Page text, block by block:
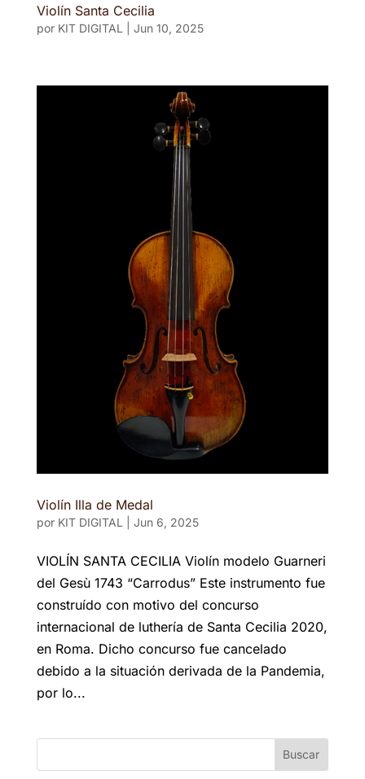
Violín Santa Cecilia
por KIT DIGITAL Jun 10, 2025
Violín Illa de Medal
por KIT DIGITAL Jun 6, 2025
VIOLÍN SANTA CECILIA Violín modelo Guarneri
del Gesù 1743 “Carrodus” Este instrumento fue
construído con motivo del concurso
internacional de luthería de Santa Cecilia 2020,
en Roma. Dicho concurso fue cancelado
debido a la situación derivada de la Pandemia,
por lo...
Buscar